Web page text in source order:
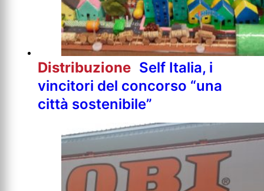
Distribuzione Self Italia, i
vincitori del concorso “una
città sostenibile”